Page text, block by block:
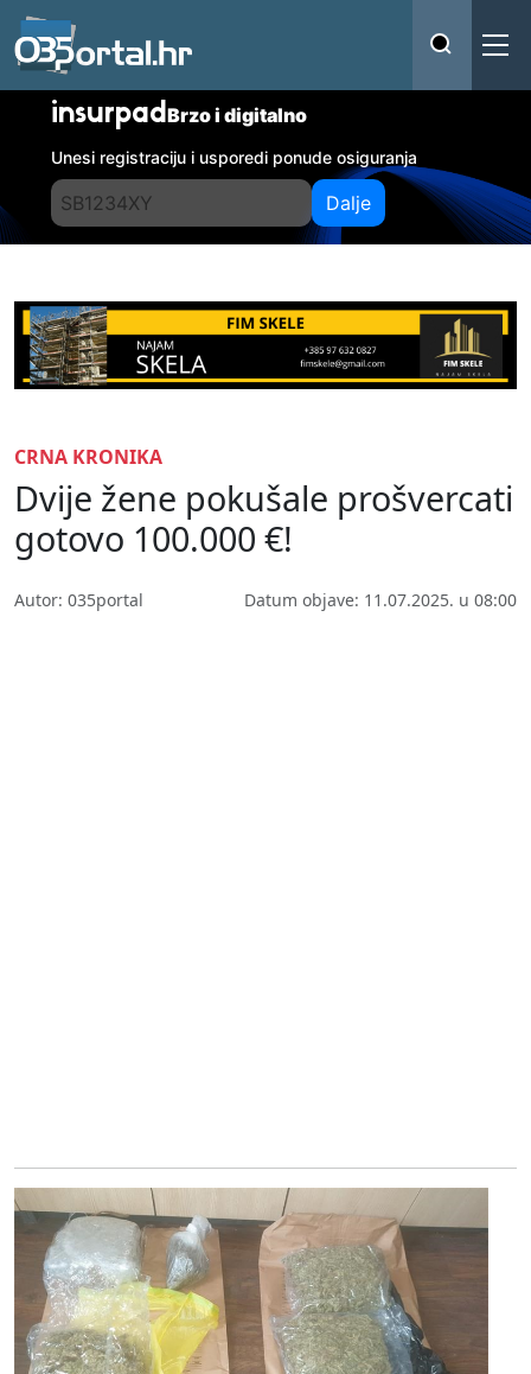
insurpadBrzo i digitalno
Unesi registraciju i usporedi ponude osiguranja
Dalje
CRNA KRONIKA
Dvije žene pokušale prošvercati
gotovo 100.000 €!
Autor: 035portal Datum objave: 11.07.2025. u 08:00